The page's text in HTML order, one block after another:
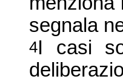
segnala
4I casi